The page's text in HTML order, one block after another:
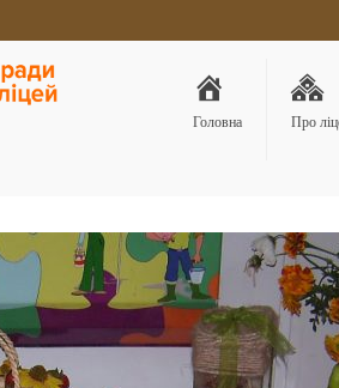
Головна Про